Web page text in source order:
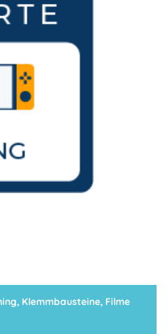
Klemmbausteine, Filme